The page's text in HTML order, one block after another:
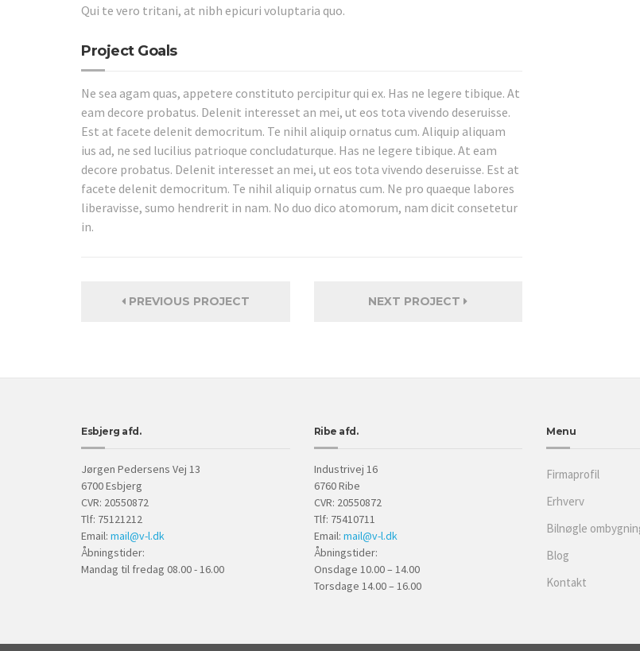
Qui te vero tritani, at nibh epicuri voluptaria quo.
Project Goals
Ne sea agam quas, appetere constituto percipitur qui ex. Has ne legere tibique. At
eam decore probatus. Delenit interesset an mei, ut eos tota vivendo deseruisse.
Est at facete delenit democritum. Te nihil aliquip ornatus cum. Aliquip aliquam
ius ad, ne sed lucilius patrioque concludaturque. Has ne legere tibique. At eam
decore probatus. Delenit interesset an mei, ut eos tota vivendo deseruisse. Est at
facete delenit democritum. Te nihil aliquip ornatus cum. Ne pro quaeque labores
liberavisse, sumo hendrerit in nam. No duo dico atomorum, nam dicit consetetur
in.
PREVIOUS PROJECT NEXT PROJECT
Esbjerg afd.
Jørgen Pedersens Vej 13
6700 Esbjerg
CVR: 20550872
Tlf: 75121212
Email: mail@v-l.dk
Åbningstider:
Mandag til fredag 08.00 - 16.00
Ribe afd.
Industrivej 16
6760 Ribe
CVR: 20550872
Tlf: 75410711
Email: mail@v-l.dk
Åbningstider:
Onsdage 10.00 – 14.00
Torsdage 14.00 – 16.00
Menu
Firmaprofil
Erhverv
Bilnøgle
Blog
Kontakt